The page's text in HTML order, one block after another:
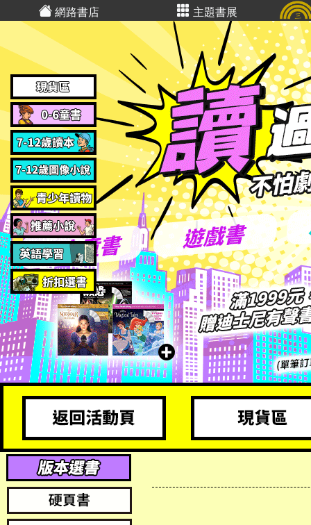
網路書店 主題書展